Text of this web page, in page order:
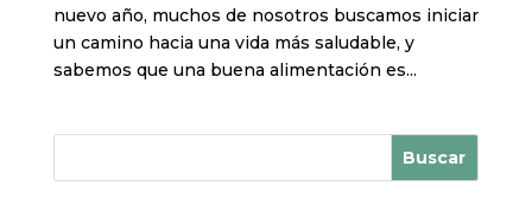
nuevo año, muchos de nosotros buscamos iniciar
un camino hacia una vida más saludable, y
sabemos que una buena alimentación es...
Buscar